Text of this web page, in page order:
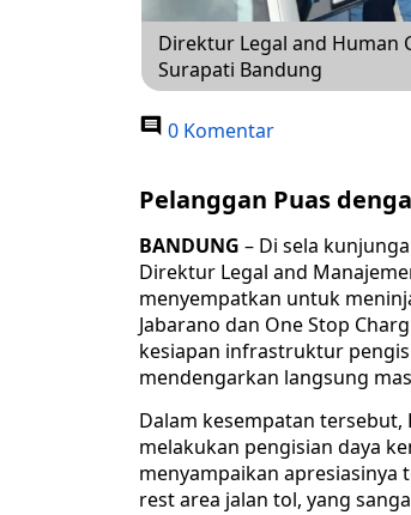
Direktur Legal and Human
Surapati Bandung
0 Komentar
Pelanggan Puas
BANDUNG – Di sela
Direktur Legal and
menyempatkan untuk
Jabarano dan One Stop
kesiapan infrastruktur
mendengarkan langsung
Dalam kesempatan
melakukan pengisian daya
menyampaikan apresiasinya
rest area jalan tol, yang